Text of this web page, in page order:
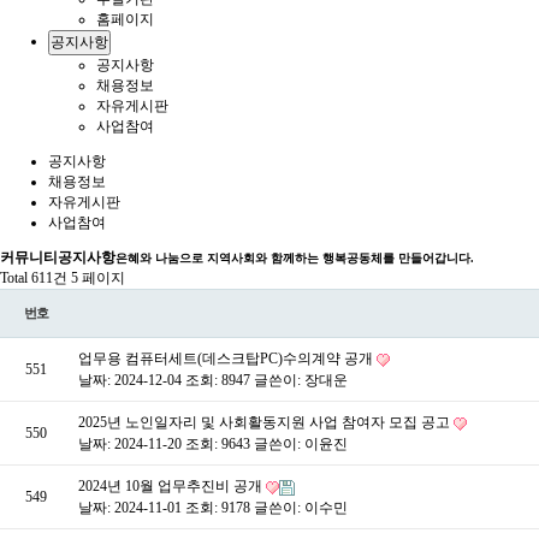
홈페이지
공지사항
공지사항
채용정보
자유게시판
사업참여
공지사항
채용정보
자유게시판
사업참여
커뮤니티 공지사항은혜와 나눔으로 지역사회와 함께하는 행복공동체를 만들어갑니다.
Total 611건 5 페이지
번호
551
업무용 컴퓨터세트(데스크탑PC)수의계약 공개
날짜: 2024-12-04 조회: 8947 글쓴이: 장대운
550
2025년 노인일자리 및 사회활동지원 사업 참여자 모집 공고
날짜: 2024-11-20 조회: 9643 글쓴이: 이윤진
549
2024년 10월 업무추진비 공개
날짜: 2024-11-01 조회: 9178 글쓴이: 이수민